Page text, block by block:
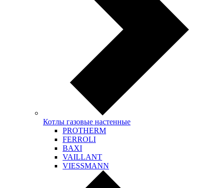
Котлы газовые настенные
PROTHERM
FERROLI
BAXI
VAILLANT
VIESSMANN